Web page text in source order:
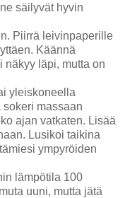
säilyvät hyvin
Piirrä leivinpaperille
Käännä
näkyy läpi, mutta on
yleiskoneella
massaan
ajan vatkaten. Lisää
Lusikoi taikina
ympyröiden
lämpötila 100
uuni, mutta jätä